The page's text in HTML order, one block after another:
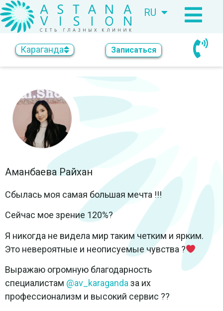
RU
KZ
Караганда Записаться
Аманбаева Райхан
Сбылась моя самая большая мечта !!!
Сейчас мое зрение 120%?
Я никогда не видела мир таким четким и ярким.
Это невероятные и неописуемые чувства ?
Выражаю огромную благодарность
специалистам @av_karaganda за их
профессионализм и высокий сервис ??